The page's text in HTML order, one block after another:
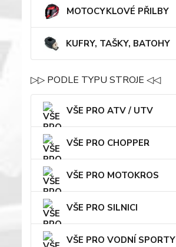
MOTOCYKLOVÉ PŘILBY
KUFRY, TAŠKY, BATOHY
▷▷ PODLE TYPU STROJE ◁◁
VŠE PRO ATV / UTV
VŠE PRO CHOPPER
VŠE PRO MOTOKROS
VŠE PRO SILNICI
VŠE PRO VODNÍ SPORTY